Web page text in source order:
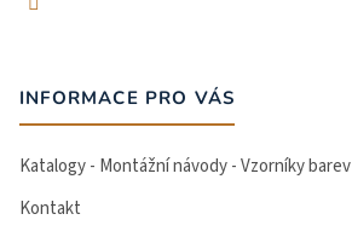
INFORMACE PRO VÁS
Katalogy - Montážní návody - Vzorníky barev
Kontakt